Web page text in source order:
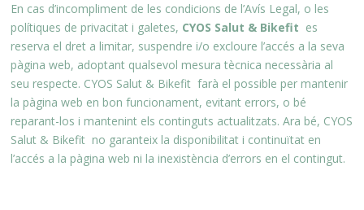
En cas d’incompliment de les condicions de l’Avís Legal, o les
polítiques de privacitat i galetes, CYOS Salut & Bikefit es
reserva el dret a limitar, suspendre i/o excloure l’accés a la seva
pàgina web, adoptant qualsevol mesura tècnica necessària al
seu respecte. CYOS Salut & Bikefit farà el possible per mantenir
la pàgina web en bon funcionament, evitant errors, o bé
reparant-los i mantenint els continguts actualitzats. Ara bé, CYOS
Salut & Bikefit no garanteix la disponibilitat i continuïtat en
l’accés a la pàgina web ni la inexistència d’errors en el contingut.